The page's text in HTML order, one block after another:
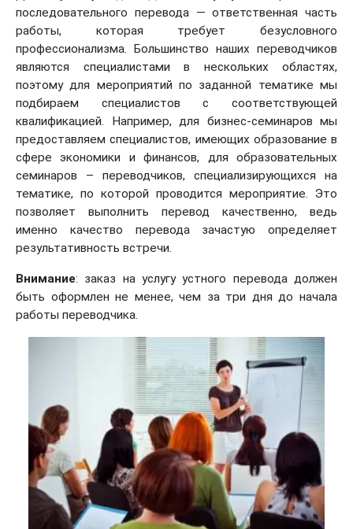
последовательного перевода — ответственная часть
работы, которая требует безусловного
профессионализма. Большинство наших переводчиков
являются специалистами в нескольких областях,
поэтому для мероприятий по заданной тематике мы
подбираем специалистов с соответствующей
квалификацией. Например, для бизнес-семинаров мы
предоставляем специалистов, имеющих образование в
сфере экономики и финансов, для образовательных
семинаров – переводчиков, специализирующихся на
тематике, по которой проводится мероприятие. Это
позволяет выполнить перевод качественно, ведь
именно качество перевода зачастую определяет
результативность встречи.
Внимание: заказ на услугу устного перевода должен
быть оформлен не менее, чем за три дня до начала
работы переводчика.